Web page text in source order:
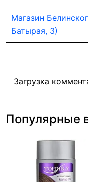
Магазин
Батырая, 3)
Загрузка
Популярные